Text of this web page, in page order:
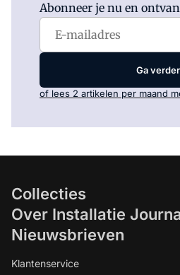
Abonneer je nu en
Ga verder
of lees 2 artikelen per maand
Collecties
Over Installatie
Nieuwsbrieven
Klantenservice